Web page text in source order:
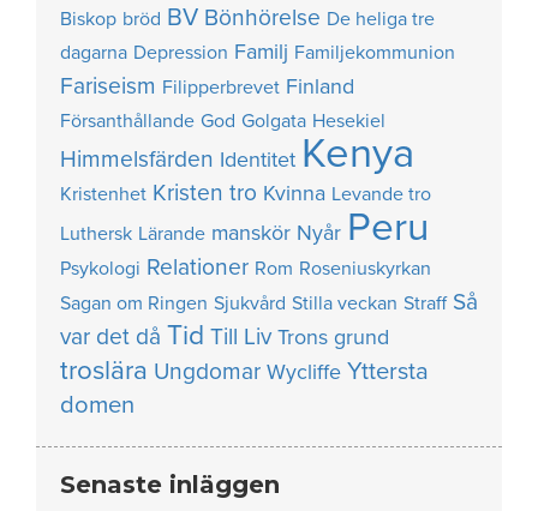
Biskop bröd BV Bönhörelse De heliga tre
dagarna Depression Familj Familjekommunion
Fariseism Filipperbrevet Finland
Försanthållande God Golgata Hesekiel
Himmelsfärden Identitet Kenya
Kristenhet Kristen tro Kvinna Levande tro
Luthersk Lärande manskör Nyår Peru
Psykologi Relationer Rom Roseniuskyrkan
Sagan om Ringen Sjukvård Stilla veckan Straff Så
var det då Tid Till Liv Trons grund
troslära Ungdomar Wycliffe Yttersta
domen
Senaste inläggen